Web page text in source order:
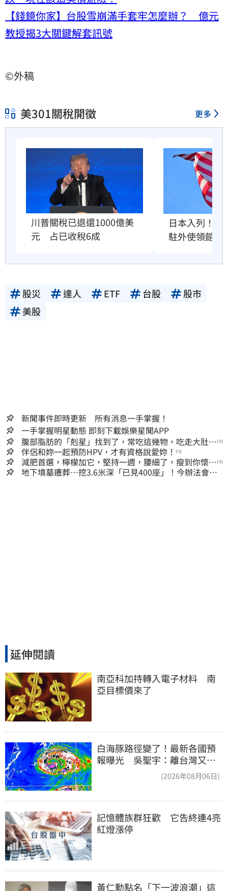
【錢鏡你家】台股雪崩滿手套牢怎麼辦？ 億元
教授揭3大關鍵解套訊號
©外稿
美301關稅開徵 更多
川普關稅已退還1000億美
元　占已收稅6成
日本入列！爆
駐外使領館」
股災 達人 ETF 台股
股市
美股
新聞事件即時更新 所有消息一手掌握！
一手掌握明星動態 即刻下載娛樂星聞APP
腹部脂肪的「剋星」找到了，常吃這幾物，吃走大肚
囊，瘦出小蠻腰
PR
伴侶和妳一起預防HPV，才有資格說愛妳！ PR
減肥首選，檸檬加它，堅持一週，腰細了，瘦到你懷疑
人生
PR
地下墳墓遷葬…挖3.6米深「已見400座」！今辦法會安
延伸閱讀
南亞科加持轉入電子材料　南
亞目標價來了
白海豚路徑變了！最新各國預
報曝光 吳聖宇：離台灣又更
(2026年08月06日)
記憶體族群狂歡　它告終連4亮
紅燈漲停
黃仁勳點名「下一波浪潮」這